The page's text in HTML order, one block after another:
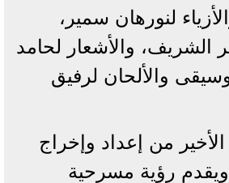
لنورهان سمير،
الشريف، والأشعار لحامد
والألحان لرفيق
من إعداد وإخراج
رؤية مسرحية